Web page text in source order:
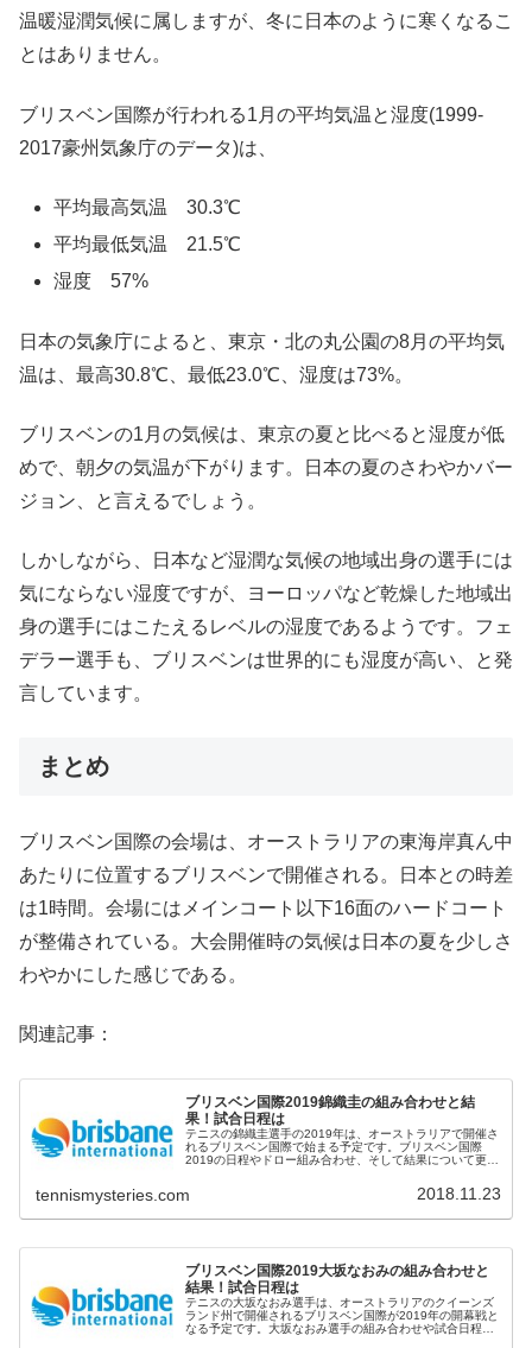
温暖湿潤気候に属しますが、冬に日本のように寒くなるこ
とはありません。
ブリスベン国際が行われる1月の平均気温と湿度(1999-
2017豪州気象庁のデータ)は、
平均最高気温 30.3℃
平均最低気温 21.5℃
湿度 57%
日本の気象庁によると、東京・北の丸公園の8月の平均気
温は、最高30.8℃、最低23.0℃、湿度は73%。
ブリスベンの1月の気候は、東京の夏と比べると湿度が低
めで、朝夕の気温が下がります。日本の夏のさわやかバー
ジョン、と言えるでしょう。
しかしながら、日本など湿潤な気候の地域出身の選手には
気にならない湿度ですが、ヨーロッパなど乾燥した地域出
身の選手にはこたえるレベルの湿度であるようです。フェ
デラー選手も、ブリスベンは世界的にも湿度が高い、と発
言しています。
まとめ
ブリスベン国際の会場は、オーストラリアの東海岸真ん中
あたりに位置するブリスベンで開催される。日本との時差
は1時間。会場にはメインコート以下16面のハードコート
が整備されている。大会開催時の気候は日本の夏を少しさ
わやかにした感じである。
関連記事：
ブリスベン国際2019錦織圭の組み合わせと結
果！試合日程は
テニスの錦織圭選手の2019年は、オーストラリアで開催さ
れるブリスベン国際で始まる予定です。ブリスベン国際
2019の日程やドロー組み合わせ、そして結果について更新
tennismysteries.com 2018.11.23
ブリスベン国際2019大坂なおみの組み合わせと
結果！試合日程は
テニスの大坂なおみ選手は、オーストラリアのクイーンズ
ランド州で開催されるブリスベン国際が2019年の開幕戦と
なる予定です。大坂なおみ選手の組み合わせや試合日程、